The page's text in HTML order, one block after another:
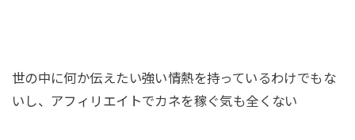
世の中に何か伝えたい強い情熱を持っているわけでもな
いし、アフィリエイトでカネを稼ぐ気も全くない